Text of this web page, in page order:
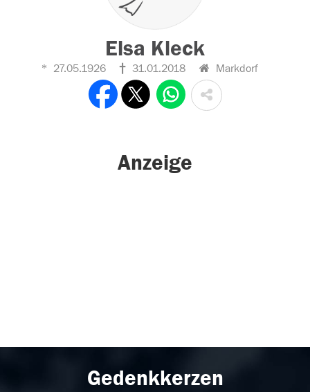
Elsa Kleck
27.05.1926 31.01.2018 Markdorf
Anzeige
Gedenkkerzen